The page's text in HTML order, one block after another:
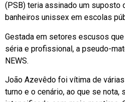
(PSB) teria assinado um suposto
banheiros unissex em escolas
Gestada em setores escusos
séria e profissional, a pseudo-
NEWS.
João Azevêdo foi vítima de
turno e o cenário, ao que se nota,